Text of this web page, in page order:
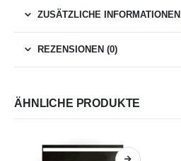
ZUSÄTZLICHE INFORMATIONEN
REZENSIONEN (0)
ÄHNLICHE PRODUKTE